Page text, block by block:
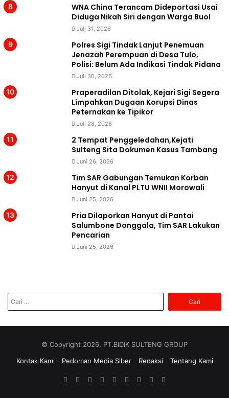
WNA China Terancam Dideportasi Usai
Diduga Nikah Siri dengan Warga Buol
Juli 31, 2026
Polres Sigi Tindak Lanjut Penemuan
Jenazah Perempuan di Desa Tulo,
Polisi: Belum Ada Indikasi Tindak Pidana
Juli 30, 2026
Praperadilan Ditolak, Kejari Sigi Segera
Limpahkan Dugaan Korupsi Dinas
Peternakan ke Tipikor
Juli 28, 2026
2 Tempat Penggeledahan,Kejati
Sulteng Sita Dokumen Kasus Tambang
Juni 26, 2026
Tim SAR Gabungan Temukan Korban
Hanyut di Kanal PLTU WNII Morowali
Juni 25, 2026
Pria Dilaporkan Hanyut di Pantai
Salumbone Donggala, Tim SAR Lakukan
Pencarian
Juni 25, 2026
untuk:
© Copyright 2026, PT.BIDIK SULTENG GROUP
Kontak Kami
Pedoman Media Siber Redaksi Tentang Kami